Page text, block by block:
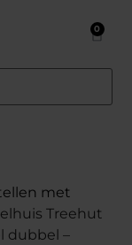
0
met
Treehut
dubbel –